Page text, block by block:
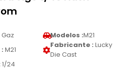
Gaz Modelos :M21
M21
Fabricante : Lucky
Die Cast
1/24